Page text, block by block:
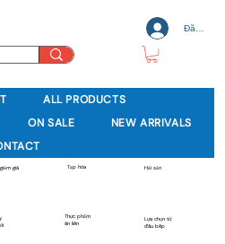
Đăng
ALL PRODUCTS
ON SALE
NEW ARRIVALS
giá Tạp hóa Hải sản
Thực phẩm
ăn liền
Lựa chọn từ
đầu bếp